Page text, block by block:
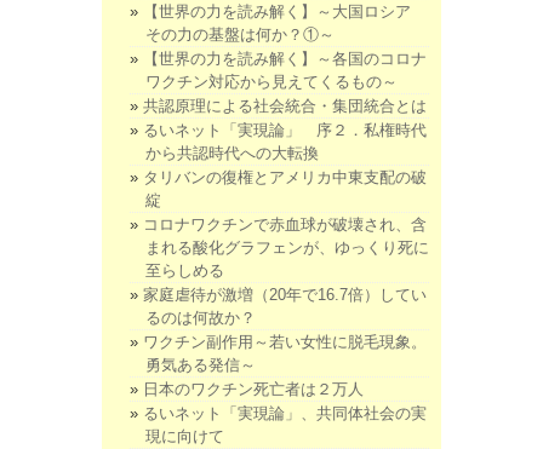
【世界の力を読み解く】～大国ロシア
その力の基盤は何か？①～
【世界の力を読み解く】～各国のコロナ
ワクチン対応から見えてくるもの～
共認原理による社会統合・集団統合とは
るいネット「実現論」 序２．私権時代
から共認時代への大転換
タリバンの復権とアメリカ中東支配の破
綻
コロナワクチンで赤血球が破壊され、含
まれる酸化グラフェンが、ゆっくり死に
至らしめる
家庭虐待が激増（20年で16.7倍）してい
るのは何故か？
ワクチン副作用～若い女性に脱毛現象。
勇気ある発信～
日本のワクチン死亡者は２万人
るいネット「実現論」、共同体社会の実
現に向けて